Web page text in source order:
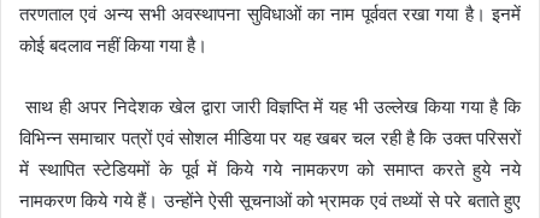
तरणताल एवं अन्य सभी अवस्थापना सुविधाओं का नाम पूर्ववत रखा गया है। इनमें
कोई बदलाव नहीं किया गया है।
साथ ही अपर निदेशक खेल द्वारा जारी विज्ञप्ति में यह भी उल्लेख किया गया है कि
विभिन्न समाचार पत्रों एवं सोशल मीडिया पर यह खबर चल रही है कि उक्त परिसरों
में स्थापित स्टेडियमों के पूर्व में किये गये नामकरण को समाप्त करते हुये नये
नामकरण किये गये हैं। उन्होंने ऐसी सूचनाओं को भ्रामक एवं तथ्यों से परे बताते हुए